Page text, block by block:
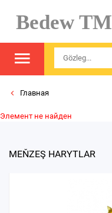
Bedew TM
Главная
Элемент не найден
MEŇZEŞ HARYTLAR